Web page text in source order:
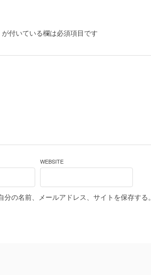
が付いている欄は必須項目です
WEBSITE
の名前、メールアドレス、サイトを保存する。